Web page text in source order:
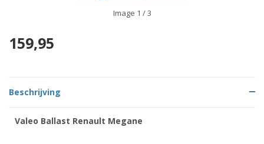
Image 1 / 3
159,95
Beschrijving
Valeo Ballast Renault Megane